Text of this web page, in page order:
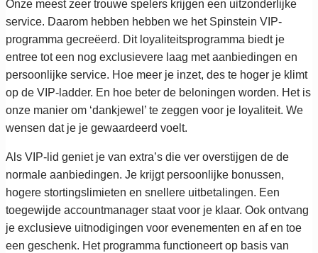
Onze meest zeer trouwe spelers krijgen een uitzonderlijke
service. Daarom hebben hebben we het Spinstein VIP-
programma gecreëerd. Dit loyaliteitsprogramma biedt je
entree tot een nog exclusievere laag met aanbiedingen en
persoonlijke service. Hoe meer je inzet, des te hoger je klimt
op de VIP-ladder. En hoe beter de beloningen worden. Het is
onze manier om ‘dankjewel’ te zeggen voor je loyaliteit. We
wensen dat je je gewaardeerd voelt.
Als VIP-lid geniet je van extra’s die ver overstijgen de de
normale aanbiedingen. Je krijgt persoonlijke bonussen,
hogere stortingslimieten en snellere uitbetalingen. Een
toegewijde accountmanager staat voor je klaar. Ook ontvang
je exclusieve uitnodigingen voor evenementen en af en toe
een geschenk. Het programma functioneert op basis van